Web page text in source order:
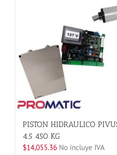
opciones
pueden
elegir
en
la
producto
PISTON HIDRAULICO
4.5 450 KG
$14,055.36 No incluye IVA